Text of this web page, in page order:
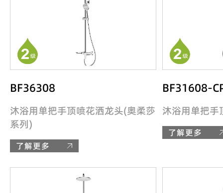
BF36308
沐浴用单把手顶喷花洒龙头(奥柔莎
系列)
了解更多
BF31608-
沐浴用单把手
了解更多